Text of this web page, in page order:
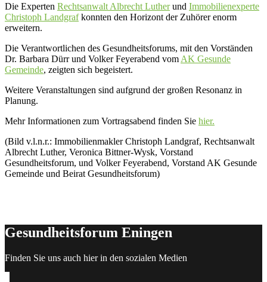
Die Experten Rechtsanwalt Albrecht Lutherund Immobilienexperte
Christoph Landgrafkonnten den Horizont der Zuhörer enorm
erweitern.
Die Verantwortlichen des Gesundheitsforums, mit den Vorständen
Dr. Barbara Dürr und Volker Feyerabend vom AK Gesunde
Gemeinde, zeigten sich begeistert.
Weitere Veranstaltungen sind aufgrund der großen Resonanz in
Planung.
Mehr Informationen zum Vortragsabend finden Sie hier.
(Bild v.l.n.r.: Immobilienmakler Christoph Landgraf, Rechtsanwalt
Albrecht Luther, Veronica Bittner-Wysk, Vorstand
Gesundheitsforum, und Volker Feyerabend, Vorstand AK Gesunde
Gemeinde und Beirat Gesundheitsforum)
Gesundheitsforum Eningen
Finden Sie uns auch hier in den sozialen Medien